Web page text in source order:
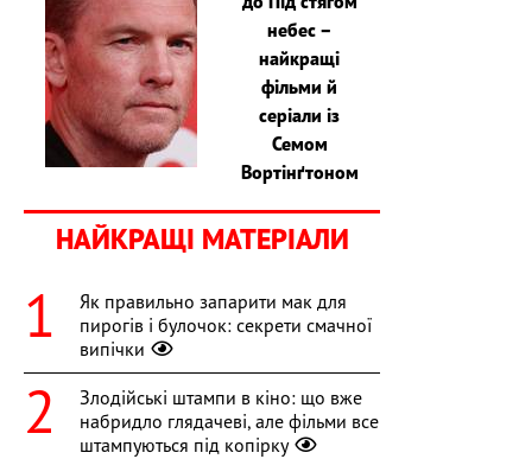
небес –
найкращі
фільми й
серіали із
Семом
Вортінґтоном
НАЙКРАЩІ МАТЕРІАЛИ
Як правильно запарити мак для
пирогів і булочок: секрети смачної
випічки
Злодійські штампи в кіно: що вже
набридло глядачеві, але фільми все
штампуються під копірку